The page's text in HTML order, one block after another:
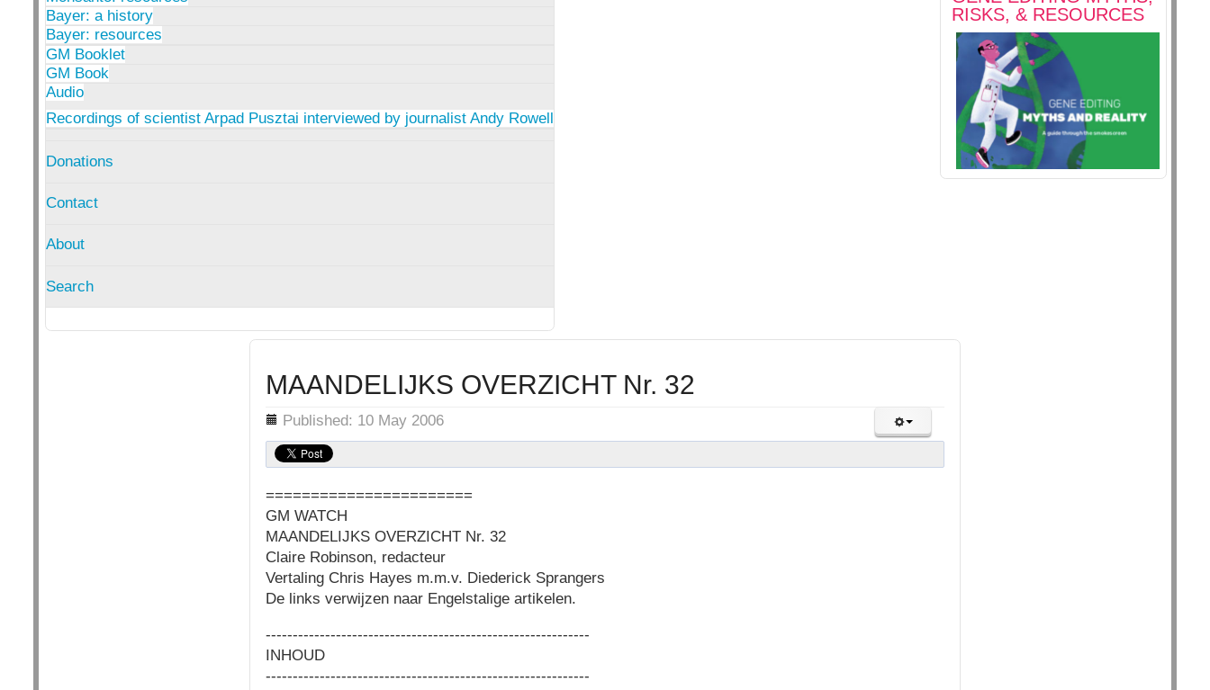
Bayer: a history
Bayer: resources
GM Booklet
GM Book
Audio
Recordings of scientist Arpad Pusztai interviewed by journalist Andy Rowell
Donations
Contact
About
Search
RISKS, & RESOURCES
MAANDELIJKS OVERZICHT Nr. 32
Details Published: 10 May 2006
=======================
GM WATCH
MAANDELIJKS OVERZICHT Nr. 32
Claire Robinson, redacteur
Vertaling Chris Hayes m.m.v. Diederick Sprangers
De links verwijzen naar Engelstalige artikelen.
------------------------------------------------------------
INHOUD
------------------------------------------------------------